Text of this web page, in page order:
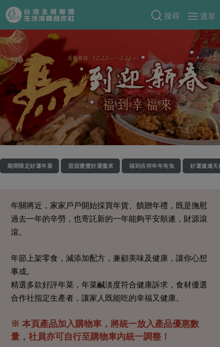
搜尋
選單
產品分類
當季蔬果
一籃菜 當令水果
芽苗類 蕈菇類
辛香料類
奶蛋豆・五穀
蛋 乳製品
豆製品 米麵雜糧
肉品・水產
畜產肉類 水產
調理食材・點心
調味醬料/南北貨 烘焙
保健食品
食譜料理
食材
米食
麵食
肉食
常備菜
蛋料理
烘焙．點心
醬料
湯品．鍋物
涼拌沙拉
特別企畫
預購活動
把最好的台灣味帶回家！
防災用品預購圓滿結束
2026年端午節預購圓滿結束
當季產品
合作25-經典快閃最後一週
合作25-精選產品第三彈
更多當季產品
議題活動
主婦聯盟X樂齡網特約優惠案
綠主張
觀點文章
社內大小事 合作聯合國
樂齡生活 親子食育
廚房瑜伽
關注議題
減硝酸鹽
非基改運動 支持本土農糧
減添加物 減塑減廢
公益金 食農教育
關於合作社
認識合作社
員工與求才
自主把關
檢驗報告
硝酸鹽檢驗
社員權益
重要公告
期間限定好運年菜 甜甜蜜蜜好運攏來 福到吉祥年年有魚 好運連連天
年關將近，家家戶戶開始採買年貨、饋贈年禮，既是撫慰
過去一年的辛勞，也寄託新的一年能夠平安順遂，財源滾
滾。
年節上架零食，減添加配方，兼顧美味及健康，讓你心想
事成。
精選多款好評年菜，年菜鹹淡度符合健康訴求，食材優選
合作社指定生產者，讓家人既能吃的幸福又健康。
※ 本頁產品加入購物車，將統一放入產品優惠數
量，社員亦可自行至購物車內統一調整！